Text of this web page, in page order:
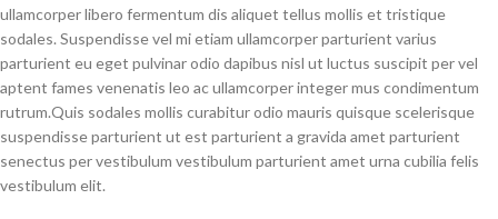
ullamcorper libero fermentum dis aliquet tellus mollis et tristique
sodales. Suspendisse vel mi etiam ullamcorper parturient varius
parturient eu eget pulvinar odio dapibus nisl ut luctus suscipit per vel
aptent fames venenatis leo ac ullamcorper integer mus condimentum
rutrum.Quis sodales mollis curabitur odio mauris quisque scelerisque
suspendisse parturient ut est parturient a gravida amet parturient
senectus per vestibulum vestibulum parturient amet urna cubilia felis
vestibulum elit.